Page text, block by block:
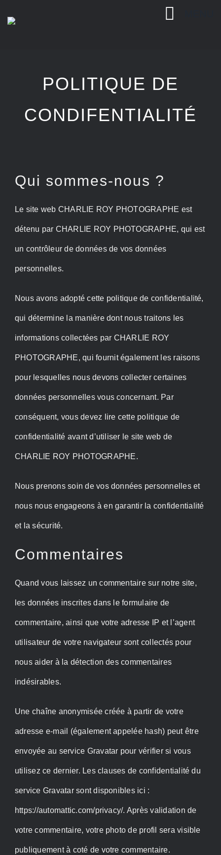
POLITIQUE DE
CONDIFENTIALITÉ
Qui sommes-nous ?
Le site web CHARLIE ROY PHOTOGRAPHE est
détenu par CHARLIE ROY PHOTOGRAPHE, qui est
un contrôleur de données de vos données
personnelles.
Nous avons adopté cette politique de confidentialité,
qui détermine la manière dont nous traitons les
informations collectées par CHARLIE ROY
PHOTOGRAPHE, qui fournit également les raisons
pour lesquelles nous devons collecter certaines
données personnelles vous concernant. Par
conséquent, vous devez lire cette politique de
confidentialité avant d’utiliser le site web de
CHARLIE ROY PHOTOGRAPHE.
Nous prenons soin de vos données personnelles et
nous nous engageons à en garantir la confidentialité
et la sécurité.
Commentaires
Quand vous laissez un commentaire sur notre site,
les données inscrites dans le formulaire de
commentaire, ainsi que votre adresse IP et l’agent
utilisateur de votre navigateur sont collectés pour
nous aider à la détection des commentaires
indésirables.
Une chaîne anonymisée créée à partir de votre
adresse e-mail (également appelée hash) peut être
envoyée au service Gravatar pour vérifier si vous
utilisez ce dernier. Les clauses de confidentialité du
service Gravatar sont disponibles ici :
https://automattic.com/privacy/. Après validation de
votre commentaire, votre photo de profil sera visible
publiquement à coté de votre commentaire.